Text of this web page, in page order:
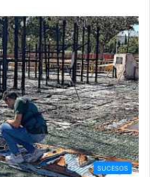
SUCESOS